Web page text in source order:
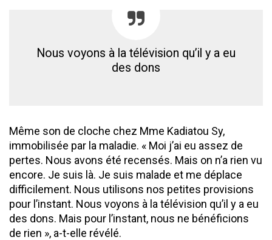
Nous voyons à la télévision qu’il y a eu
des dons
Même son de cloche chez Mme Kadiatou Sy,
immobilisée par la maladie. « Moi j’ai eu assez de
pertes. Nous avons été recensés. Mais on n’a rien vu
encore. Je suis là. Je suis malade et me déplace
difficilement. Nous utilisons nos petites provisions
pour l’instant. Nous voyons à la télévision qu’il y a eu
des dons. Mais pour l’instant, nous ne bénéficions
de rien », a-t-elle révélé.